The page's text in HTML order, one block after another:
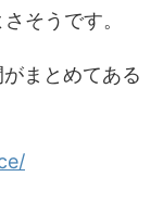
そうです。
まとめてある